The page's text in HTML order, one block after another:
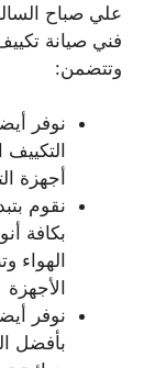
علي صباح
فني صيانة
وتتضمن:
نوفر
أجهزة
نقوم
بكافة
الهواء
الأجهزة
نوفر
بأفضل